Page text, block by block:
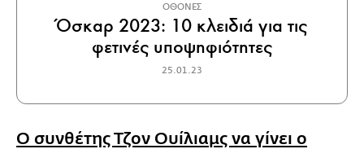
ΟΘΟΝΕΣ
Όσκαρ 2023: 10 κλειδιά για τις
φετινές υποψηφιότητες
25.01.23
Ο συνθέτης Τζον Ουίλιαμς να γίνει ο